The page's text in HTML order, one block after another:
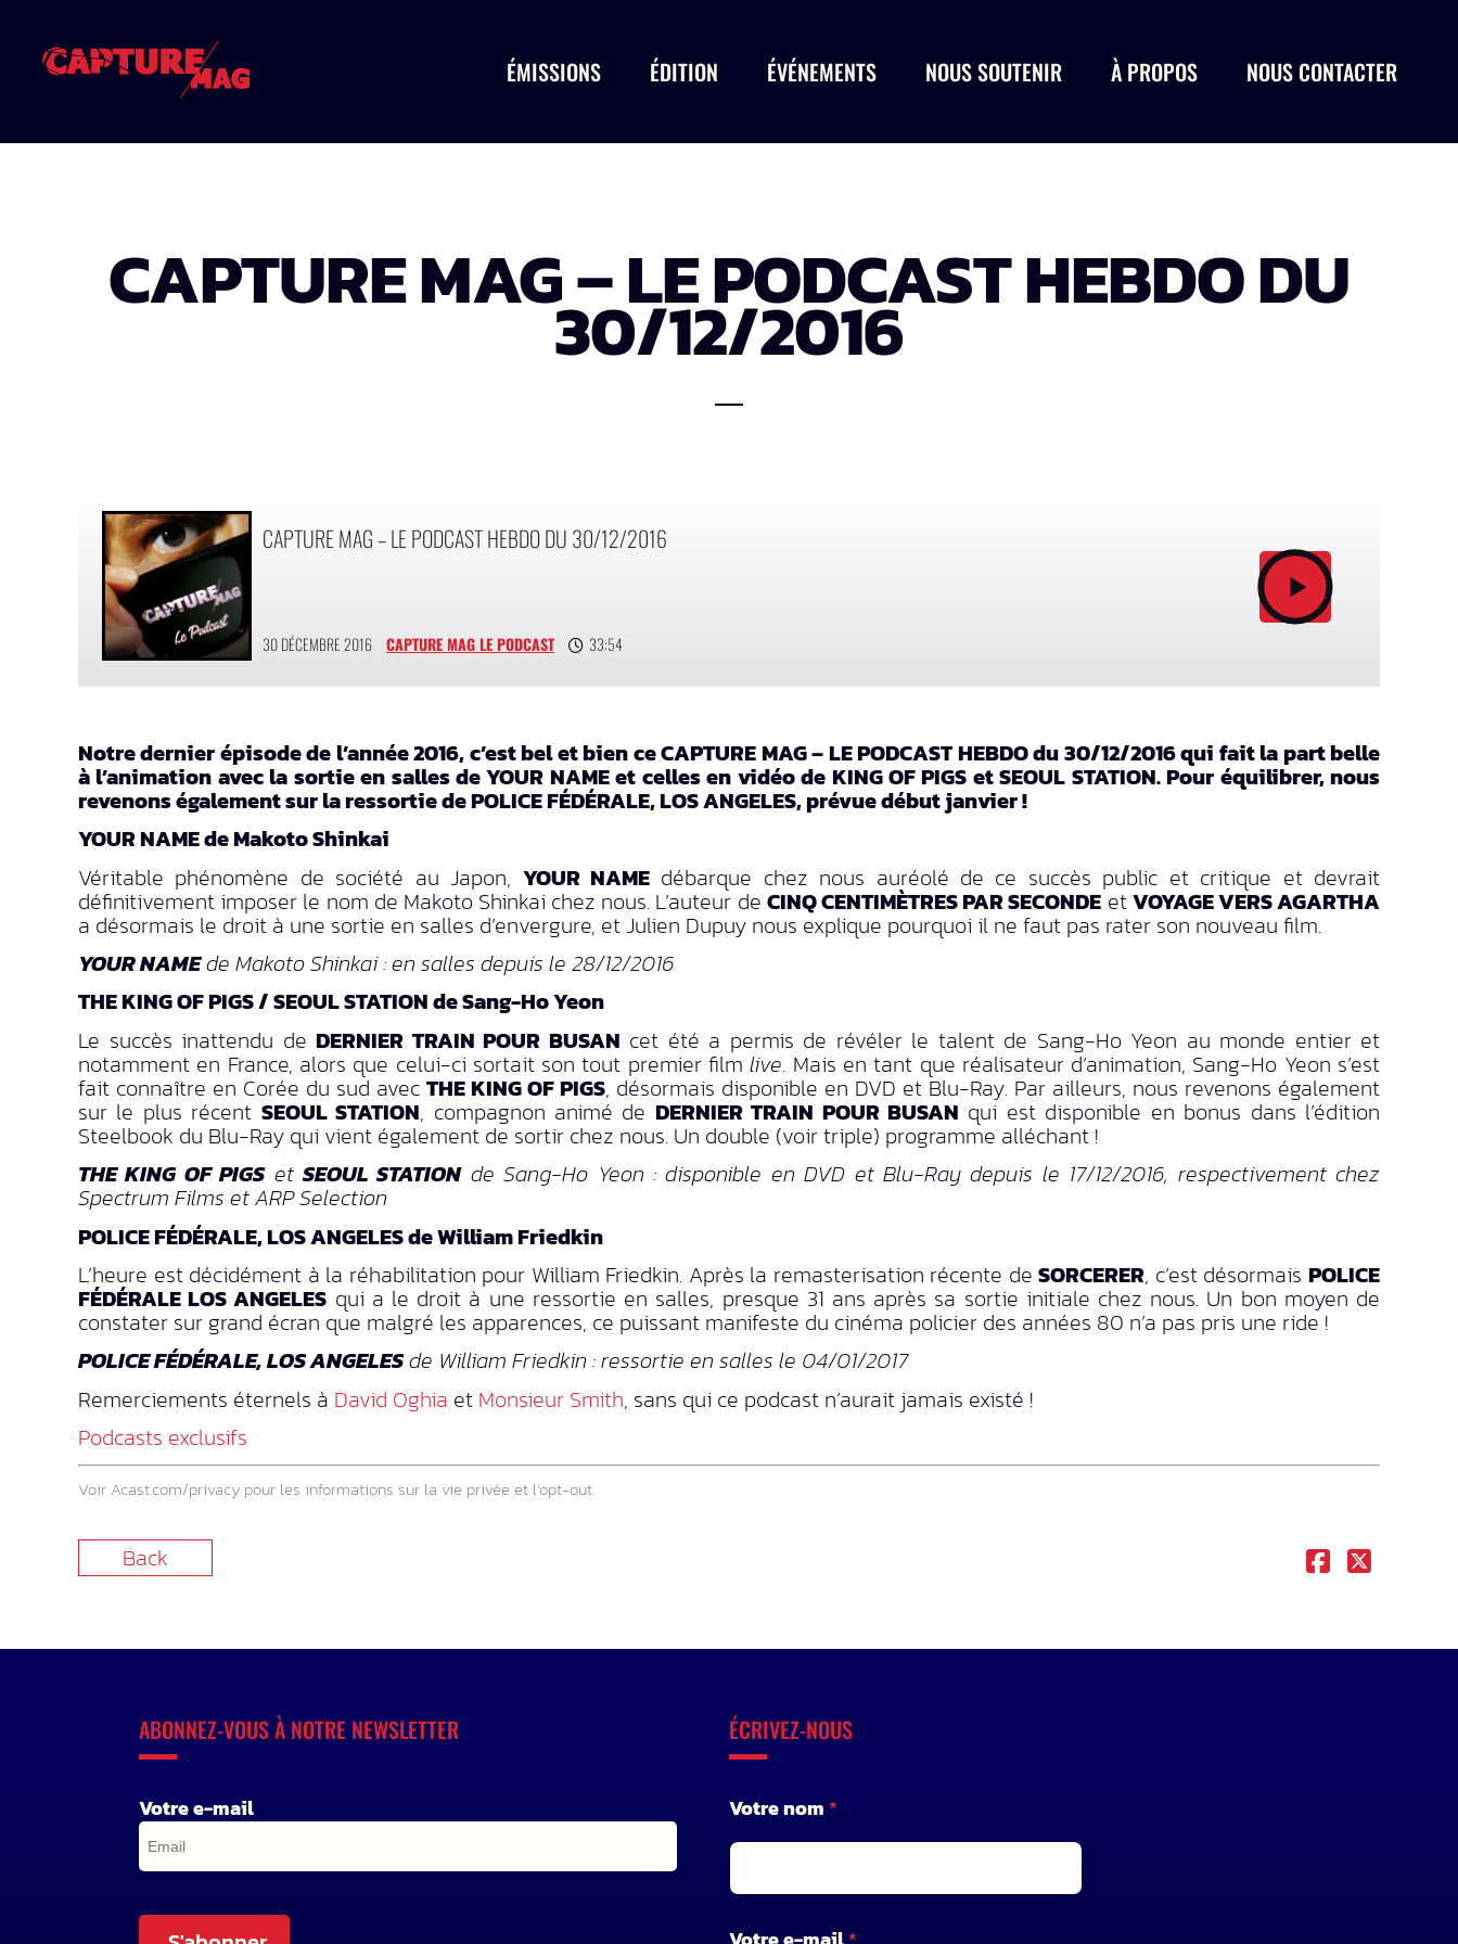
ÉMISSIONS ÉDITION ÉVÉNEMENTS NOUS SOUTENIR À PROPOS NOUS CONTACTER
CAPTURE MAG – LE PODCAST HEBDO DU
30/12/2016
CAPTURE MAG – LE PODCAST HEBDO DU 30/12/2016
30 DÉCEMBRE 2016 CAPTURE MAG LE PODCAST 33:54
Notre dernier épisode de l’année 2016, c’est bel et bien ce CAPTURE MAG – LE PODCAST HEBDO du 30/12/2016 qui fait la part belle
à l’animation avec la sortie en salles de YOUR NAME et celles en vidéo de KING OF PIGS et SEOUL STATION. Pour équilibrer, nous
revenons également sur la ressortie de POLICE FÉDÉRALE, LOS ANGELES, prévue début janvier !
YOUR NAME de Makoto Shinkai
Véritable phénomène de société au Japon, YOUR NAMEdébarque chez nous auréolé de ce succès public et critique et devrait
définitivement imposer le nom de Makoto Shinkai chez nous. L’auteur de CINQ CENTIMÈTRES PAR SECONDE etVOYAGE VERS AGARTHA
a désormais le droit à une sortie en salles d’envergure, et Julien Dupuy nous explique pourquoi il ne faut pas rater son nouveau film.
YOUR NAMEde Makoto Shinkai : en salles depuis le 28/12/2016
THE KING OF PIGS / SEOUL STATION de Sang-Ho Yeon
Le succès inattendu de DERNIER TRAIN POUR BUSAN cet été a permis de révéler le talent de Sang-Ho Yeon au monde entier et
notamment en France, alors que celui-ci sortait son tout premier filmlive. Mais en tant que réalisateur d’animation, Sang-Ho Yeon s’est
fait connaître en Corée du sud avec THE KING OF PIGS, désormais disponible en DVD et Blu-Ray. Par ailleurs, nous revenons également
sur le plus récent SEOUL STATION, compagnon animé de DERNIER TRAIN POUR BUSAN qui est disponible en bonus dans l’édition
Steelbook du Blu-Ray qui vient également de sortir chez nous. Un double (voir triple) programme alléchant !
THE KING OF PIGSetSEOUL STATIONde Sang-Ho Yeon : disponible en DVD et Blu-Ray depuis le 17/12/2016, respectivement chez
Spectrum Films et ARP Selection
POLICE FÉDÉRALE, LOS ANGELES de William Friedkin
L’heure est décidément à la réhabilitation pour William Friedkin. Après la remasterisation récente deSORCERER, c’est désormaisPOLICE
FÉDÉRALE LOS ANGELES qui a le droit à une ressortie en salles, presque 31 ans après sa sortie initiale chez nous. Un bon moyen de
constater sur grand écran que malgré les apparences, ce puissant manifeste du cinéma policier des années 80 n’a pas pris une ride !
POLICE FÉDÉRALE, LOS ANGELESde William Friedkin : ressortie en salles le 04/01/2017
Remerciements éternels à David Oghia et Monsieur Smith, sans qui ce podcast n’aurait jamais existé !
Podcasts exclusifs
Voir Acast.com/privacy pour les informations sur la vie privée et l’opt-out.
Back
ABONNEZ-VOUS À NOTRE NEWSLETTER
Votre e-mail
ÉCRIVEZ-NOUS
Votre nom *